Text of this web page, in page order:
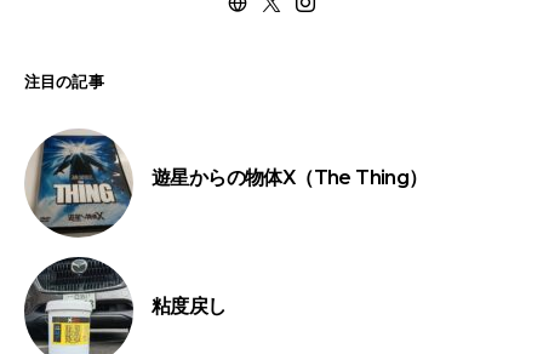
注目の記事
遊星からの物体X（The Thing）
粘度戻し